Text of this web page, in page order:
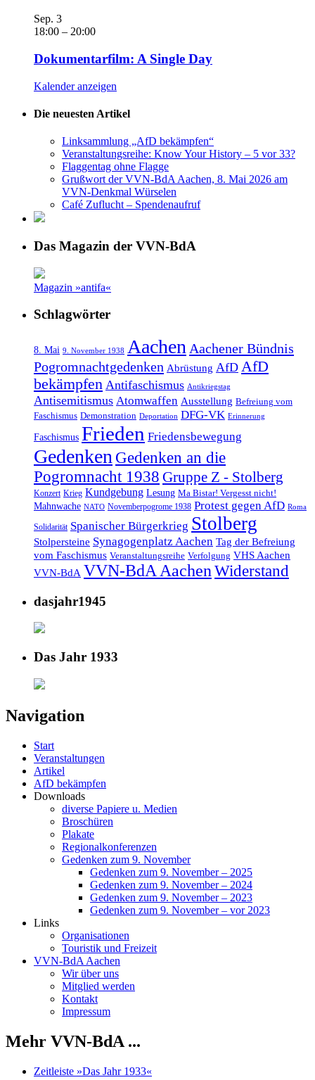
Sep. 3
18:00 – 20:00
Dokumentarfilm: A Single Day
Kalender anzeigen
Die neuesten Artikel
Linksammlung „AfD bekämpfen“
Veranstaltungsreihe: Know Your History – 5 vor 33?
Flaggentag ohne Flagge
Grußwort der VVN-BdA Aachen, 8. Mai 2026 am
VVN-Denkmal Würselen
Café Zuflucht – Spendenaufruf
Das Magazin der VVN-BdA
Magazin »antifa«
Schlagwörter
8. Mai 9. November 1938 Aachen Aachener Bündnis
Pogromnachtgedenken Abrüstung AfD AfD
bekämpfen Antifaschismus Antikriegstag
Antisemitismus Atomwaffen Ausstellung Befreiung vom
Faschismus Demonstration Deportation DFG-VK Erinnerung
Faschismus Frieden Friedensbewegung
Gedenken Gedenken an die
Pogromnacht 1938 Gruppe Z - Stolberg
Konzert Krieg Kundgebung Lesung Ma Bistar! Vergesst nicht!
Mahnwache NATO Novemberpogrome 1938 Protest gegen AfD Roma
Solidarität Spanischer Bürgerkrieg Stolberg
Stolpersteine Synagogenplatz Aachen Tag der Befreiung
vom Faschismus Veranstaltungsreihe Verfolgung VHS Aachen
VVN-BdA VVN-BdA AachenWiderstand
dasjahr1945
Das Jahr 1933
Navigation
Start
Veranstaltungen
Artikel
AfD bekämpfen
Downloads
diverse Papiere u. Medien
Broschüren
Plakate
Regionalkonferenzen
Gedenken zum 9. November
Gedenken zum 9. November – 2025
Gedenken zum 9. November – 2024
Gedenken zum 9. November – 2023
Gedenken zum 9. November – vor 2023
Links
Organisationen
Touristik und Freizeit
VVN-BdA Aachen
Wir über uns
Mitglied werden
Kontakt
Impressum
Mehr VVN-BdA ...
Zeitleiste »Das Jahr 1933«